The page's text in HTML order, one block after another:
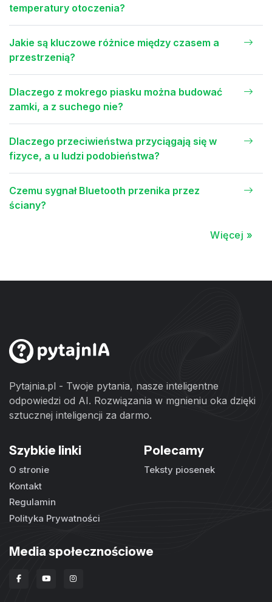
temperatury otoczenia?
Jakie są kluczowe różnice między czasem a
przestrzenią?
Dlaczego z mokrego piasku można budować
zamki, a z suchego nie?
Dlaczego przeciwieństwa przyciągają się w
fizyce, a u ludzi podobieństwa?
Czemu sygnał Bluetooth przenika przez
ściany?
Więcej »
Pytajnia.pl - Twoje pytania, nasze inteligentne
odpowiedzi od AI. Rozwiązania w mgnieniu oka dzięki
sztucznej inteligencji za darmo.
Szybkie linki
O stronie
Kontakt
Regulamin
Polityka Prywatności
Polecamy
Teksty piosenek
Media społecznościowe